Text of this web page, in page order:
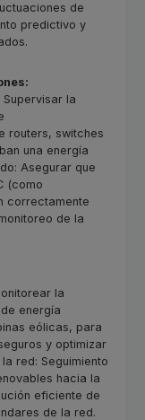
de
predictivo y
la
routers, switches
una energía
Asegurar que
(como
correctamente
de la
la
energía
eólicas, para
y optimizar
red: Seguimiento
hacia la
eficiente de
de la red.